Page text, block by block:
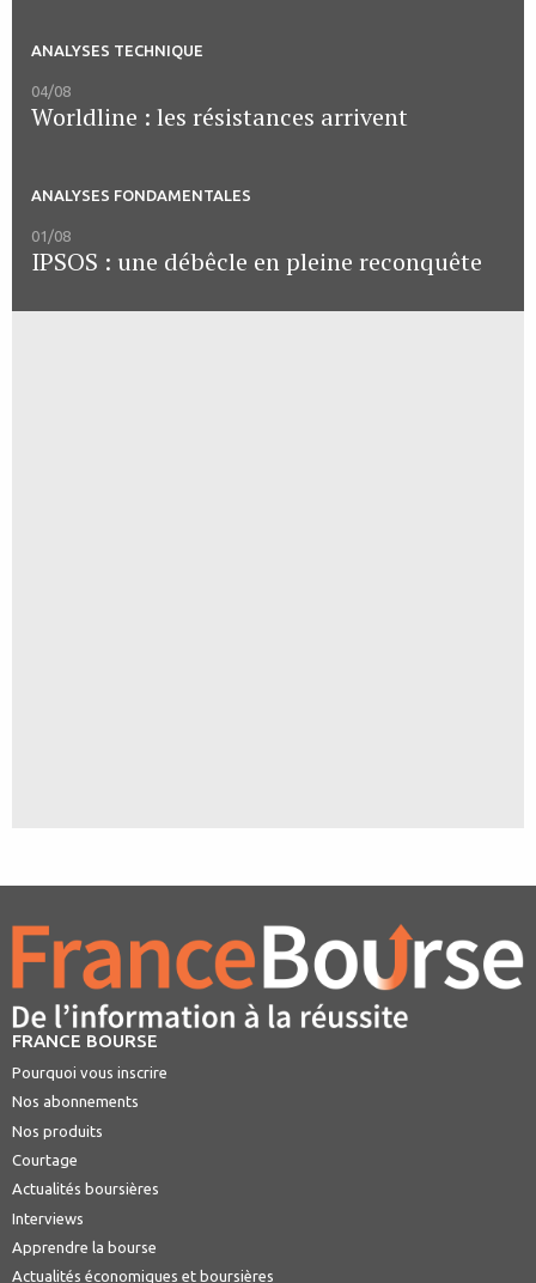
ANALYSES TECHNIQUE
04/08
Worldline : les résistances arrivent
ANALYSES FONDAMENTALES
01/08
IPSOS : une débêcle en pleine reconquête
FRANCE BOURSE
Pourquoi vous inscrire
Nos abonnements
Nos produits
Courtage
Actualités boursières
Interviews
Apprendre la bourse
Actualités économiques et boursières